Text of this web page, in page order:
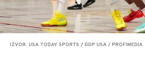
IZVOR: USA TODAY SPORTS / DDP USA / PROFIMEDIA